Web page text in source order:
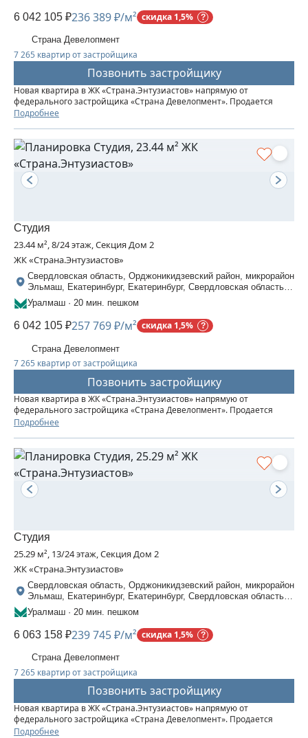
6 042 105 ₽236 389 ₽/м² скидка 1,5%
Страна Девелопмент
7 265 квартир от застройщика
Позвонить застройщику
Новая квартира в ЖК «‎Страна.Энтузиастов» напрямую от
федерального застройщика «‎Страна Девелопмент». Продается
студия площадью 25,56 кв. м. на 5 этаже от застройщика “Страна
Подробнее
Студия
23.44 м², 8/24 этаж, Секция Дом 2
ЖК «Страна.Энтузиастов»
Свердловская область, Орджоникидзевский район, микрорайон
Эльмаш, Екатеринбург, Екатеринбург, Свердловская область,
Шефская, 30
Уралмаш · 20 мин. пешком
6 042 105 ₽257 769 ₽/м² скидка 1,5%
Страна Девелопмент
7 265 квартир от застройщика
Позвонить застройщику
Новая квартира в ЖК «‎Страна.Энтузиастов» напрямую от
федерального застройщика «‎Страна Девелопмент». Продается
студия площадью 23,44 кв. м. на 8 этаже от застройщика “Страна
Подробнее
Студия
25.29 м², 13/24 этаж, Секция Дом 2
ЖК «Страна.Энтузиастов»
Свердловская область, Орджоникидзевский район, микрорайон
Эльмаш, Екатеринбург, Екатеринбург, Свердловская область,
Шефская, 30
Уралмаш · 20 мин. пешком
6 063 158 ₽239 745 ₽/м² скидка 1,5%
Страна Девелопмент
7 265 квартир от застройщика
Позвонить застройщику
Новая квартира в ЖК «‎Страна.Энтузиастов» напрямую от
федерального застройщика «‎Страна Девелопмент». Продается
студия площадью 25,29 кв. м. на 13 этаже от застройщика “Страна
Подробнее